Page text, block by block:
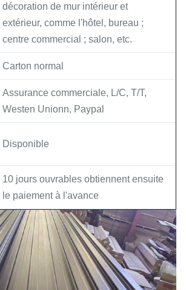
décoration de mur intérieur et
extérieur, comme l'hôtel, bureau ;
centre commercial ; salon, etc.
Carton normal
Assurance commerciale, L/C, T/T,
Westen Unionn, Paypal
Disponible
10 jours ouvrables obtiennent ensuite
le paiement à l'avance